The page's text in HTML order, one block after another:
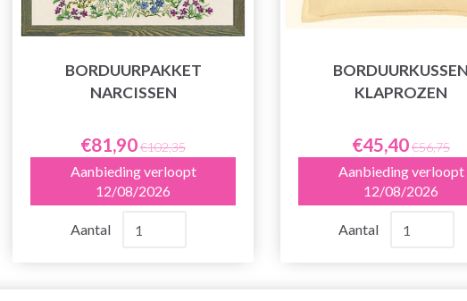
BORDUURPAKKET
NARCISSEN
€81,90€102,35
Aanbieding verloopt
12/08/2026
Aantal
BORDUURKUSSEN
KLAPROZEN
€45,40€56,75
Aanbieding verloopt
12/08/2026
Aantal